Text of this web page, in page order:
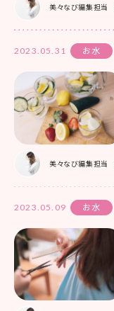
美々なび編集担当
2023.05.31 お水
美々なび編集担当
2023.05.09 お水